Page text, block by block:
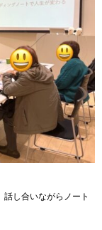
話し合いながらノート